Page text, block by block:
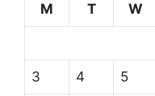
M
T W
3 4 5